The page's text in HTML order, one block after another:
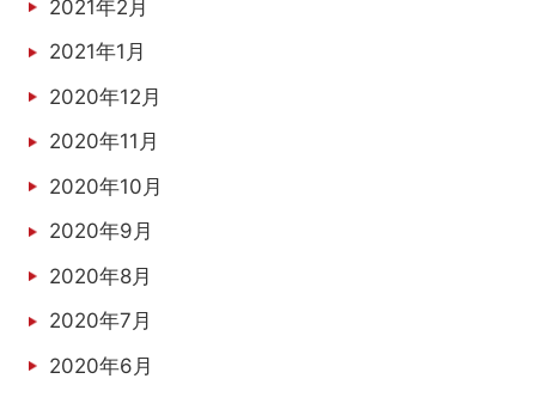
2021年2月
2021年1月
2020年12月
2020年11月
2020年10月
2020年9月
2020年8月
2020年7月
2020年6月